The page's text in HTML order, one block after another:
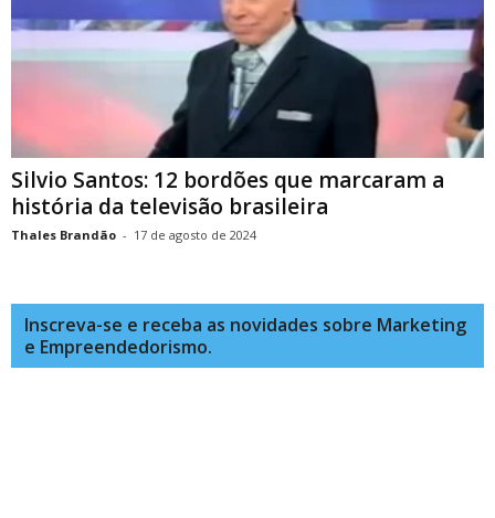
Silvio Santos: 12 bordões que marcaram a
história da televisão brasileira
Thales Brandão - 17 de agosto de 2024
Inscreva-se e receba as novidades sobre Marketing
e Empreendedorismo.